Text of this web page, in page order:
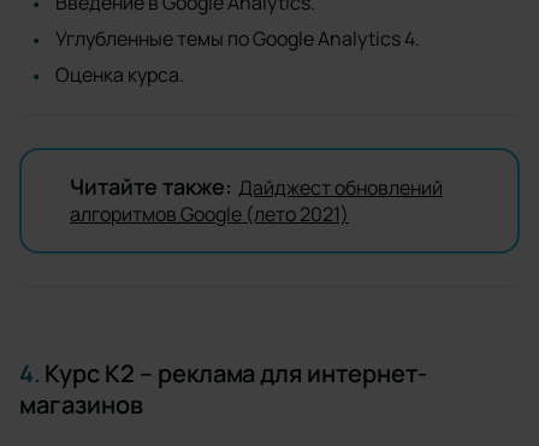
Углубленные темы по Google Analytics 4.
Оценка курса.
Читайте также: Дайджест обновлений
алгоритмов Google (лето 2021)
4. Курс K2 – реклама для интернет-
магазинов